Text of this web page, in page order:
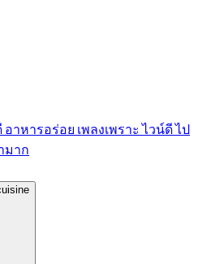
าหารอร่อย เพลงเพราะ ไวน์ดี ไป
มาก